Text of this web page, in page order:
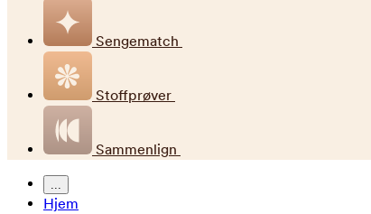
Sengematch
Stoffprøver
Sammenlign
...
Hjem